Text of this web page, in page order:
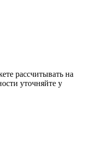
рассчитывать на
уточняйте у